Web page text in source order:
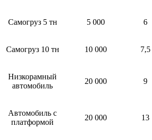
Самогруз 5 тн 5 000 6
Самогруз 10 тн 10 000 7,5
Низкорамный
автомобиль
20 000 9
Автомобиль с
платформой
20 000 13